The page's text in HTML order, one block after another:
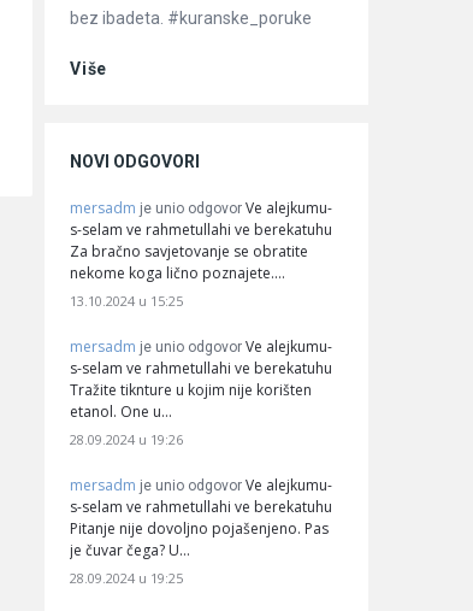
bez ibadeta. #kuranske_poruke
Više
NOVI ODGOVORI
mersadm je unio odgovor Ve alejkumu-
s-selam ve rahmetullahi ve berekatuhu
Za bračno savjetovanje se obratite
nekome koga lično poznajete.…
13.10.2024 u 15:25
mersadm je unio odgovor Ve alejkumu-
s-selam ve rahmetullahi ve berekatuhu
Tražite tiknture u kojim nije korišten
etanol. One u…
28.09.2024 u 19:26
mersadm je unio odgovor Ve alejkumu-
s-selam ve rahmetullahi ve berekatuhu
Pitanje nije dovoljno pojašenjeno. Pas
je čuvar čega? U…
28.09.2024 u 19:25